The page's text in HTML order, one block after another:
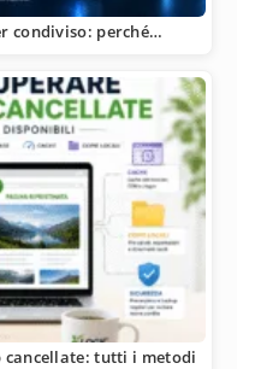
condiviso: perché…
cancellate: tutti i metodi